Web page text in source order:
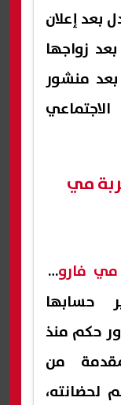
بعد إعلان
زواجها
منشور
مي
فاروق
حسابها
حكم منذ
من
لحضانته،